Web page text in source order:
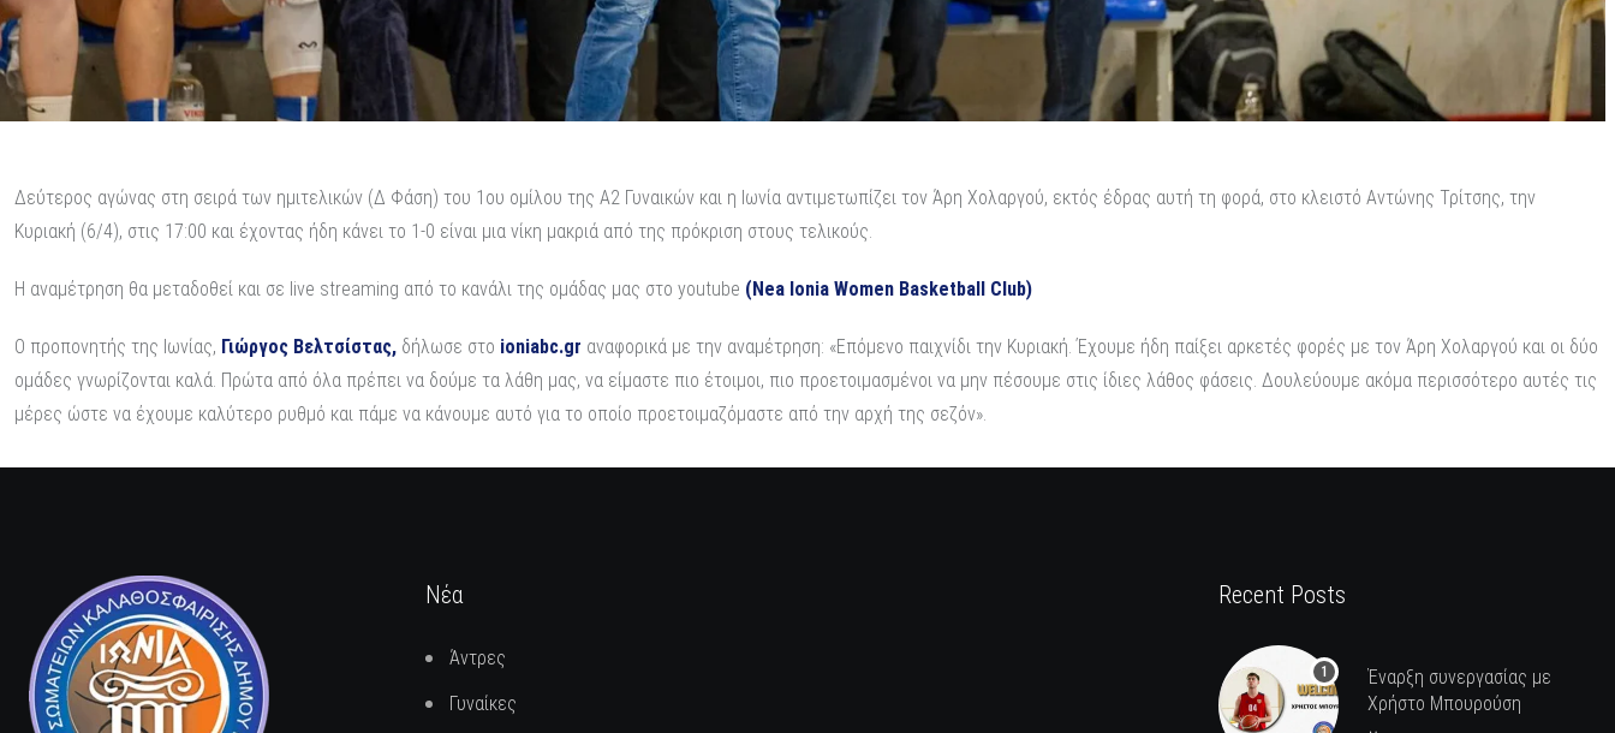
Δεύτερος αγώνας στη σειρά των ημιτελικών (Δ Φάση) του 1ου ομίλου της Α2 Γυναικών και η Ιωνία αντιμετωπίζει τον Άρη Χολαργού, εκτός έδρας αυτή τη φορά, στο κλειστό Αντώνης Τρίτσης, την
Κυριακή (6/4), στις 17:00 και έχοντας ήδη κάνει το 1-0 είναι μια νίκη μακριά από της πρόκριση στους τελικούς.
Η αναμέτρηση θα μεταδοθεί και σε live streaming από το κανάλι της ομάδας μας στο youtube (Nea Ionia Women Basketball Club)
Ο προπονητής της Ιωνίας, Γιώργος Βελτσίστας, δήλωσε στο ioniabc.gr αναφορικά με την αναμέτρηση: «Επόμενο παιχνίδι την Κυριακή. Έχουμε ήδη παίξει αρκετές φορές με τον Άρη Χολαργού και οι δύο
ομάδες γνωρίζονται καλά. Πρώτα από όλα πρέπει να δούμε τα λάθη μας, να είμαστε πιο έτοιμοι, πιο προετοιμασμένοι να μην πέσουμε στις ίδιες λάθος φάσεις. Δουλεύουμε ακόμα περισσότερο αυτές τις
μέρες ώστε να έχουμε καλύτερο ρυθμό και πάμε να κάνουμε αυτό για το οποίο προετοιμαζόμαστε από την αρχή της σεζόν».
Νέα
Άντρες
Γυναίκες
Recent Posts
Έναρξη συνεργασίας με
Χρήστο Μπουρούση